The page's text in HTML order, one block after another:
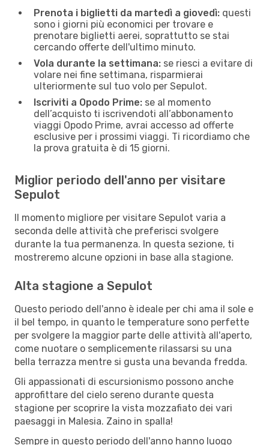
Prenota i biglietti da martedì a giovedì: questi
sono i giorni più economici per trovare e
prenotare biglietti aerei, soprattutto se stai
cercando offerte dell'ultimo minuto.
Vola durante la settimana: se riesci a evitare di
volare nei fine settimana, risparmierai
ulteriormente sul tuo volo per Sepulot.
Iscriviti a Opodo Prime: se al momento
dell’acquisto ti iscrivendoti all’abbonamento
viaggi Opodo Prime, avrai accesso ad offerte
esclusive per i prossimi viaggi. Ti ricordiamo che
la prova gratuita è di 15 giorni.
Miglior periodo dell'anno per visitare
Sepulot
Il momento migliore per visitare Sepulot varia a
seconda delle attività che preferisci svolgere
durante la tua permanenza. In questa sezione, ti
mostreremo alcune opzioni in base alla stagione.
Alta stagione a Sepulot
Questo periodo dell'anno è ideale per chi ama il sole e
il bel tempo, in quanto le temperature sono perfette
per svolgere la maggior parte delle attività all'aperto,
come nuotare o semplicemente rilassarsi su una
bella terrazza mentre si gusta una bevanda fredda.
Gli appassionati di escursionismo possono anche
approfittare del cielo sereno durante questa
stagione per scoprire la vista mozzafiato dei vari
paesaggi in Malesia. Zaino in spalla!
Sempre in questo periodo dell'anno hanno luogo